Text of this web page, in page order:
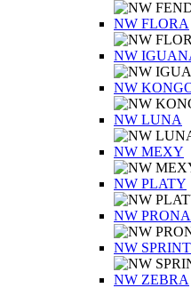
NW FLORA
NW
NW
NW LUNA
NW MEXY
NW PLATY
NW PRONA
NW
NW ZEBRA